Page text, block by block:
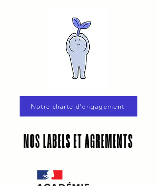
Notre charte d'engagement
NOS LABELS ET AGREMENTS